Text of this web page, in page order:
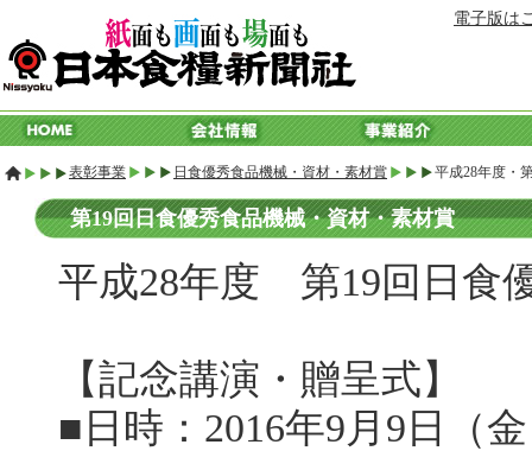
電子版は
表彰事業 日食優秀食品機械・資材・素材賞 平成28年度・
第19回日食優秀食品機械・資材・素材賞
平成28年度 第19回日食
【記念講演・贈呈式】
■日時：2016年9月9日（